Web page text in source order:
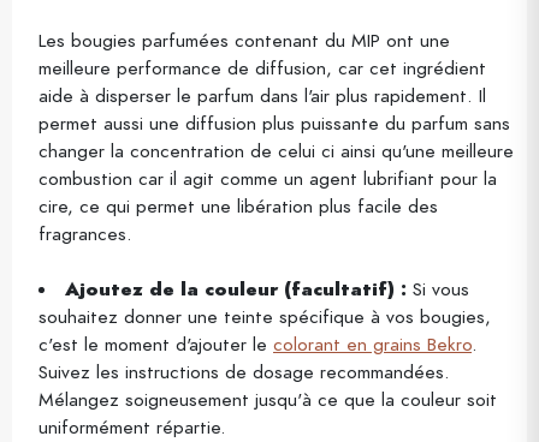
Les bougies parfumées contenant du MIP ont une
meilleure performance de diffusion, car cet ingrédient
aide à disperser le parfum dans l'air plus rapidement. Il
permet aussi une diffusion plus puissante du parfum sans
changer la concentration de celui ci ainsi qu'une meilleure
combustion car il agit comme un agent lubrifiant pour la
cire, ce qui permet une libération plus facile des
fragrances.
Ajoutez de la couleur (facultatif) : Si vous
souhaitez donner une teinte spécifique à vos bougies,
c'est le moment d'ajouter le colorant en grains Bekro.
Suivez les instructions de dosage recommandées.
Mélangez soigneusement jusqu'à ce que la couleur soit
uniformément répartie.